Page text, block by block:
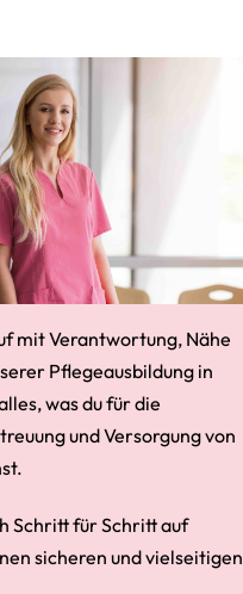
mit Verantwortung, Nähe
Pflegeausbildung in
was du für die
und Versorgung von
Schritt für Schritt auf
sicheren und vielseitigen